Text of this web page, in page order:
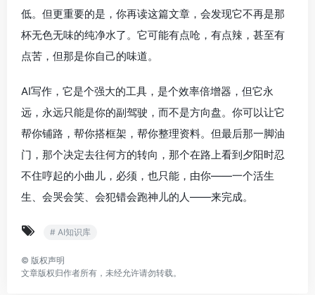
低。但更重要的是，你再读这篇文章，会发现它不再是那
杯无色无味的纯净水了。它可能有点呛，有点辣，甚至有
点苦，但那是你自己的味道。
AI写作，它是个强大的工具，是个效率倍增器，但它永
远，永远只能是你的副驾驶，而不是方向盘。你可以让它
帮你铺路，帮你搭框架，帮你整理资料。但最后那一脚油
门，那个决定去往何方的转向，那个在路上看到夕阳时忍
不住哼起的小曲儿，必须，也只能，由你——一个活生
生、会哭会笑、会犯错会跑神儿的人——来完成。
# AI知识库
© 版权声明
文章版权归作者所有，未经允许请勿转载。